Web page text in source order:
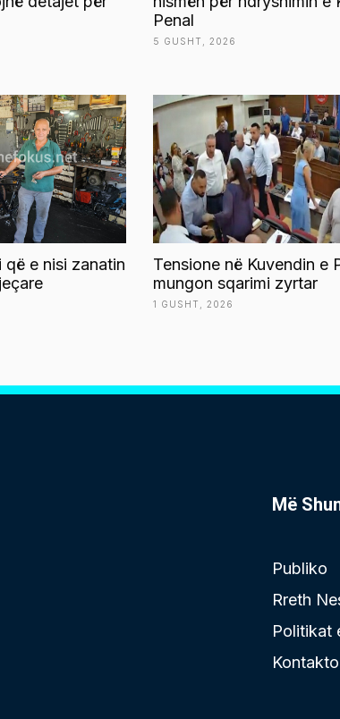
Penal
5 GUSHT, 2026
që e nisi zanatin
Tensione në Kuvendin e
mungon sqarimi zyrtar
1 GUSHT, 2026
Më
Publiko
Rreth
Politikat
Kontakto